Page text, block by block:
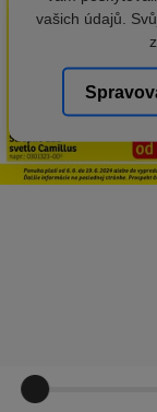
vašich údajů.